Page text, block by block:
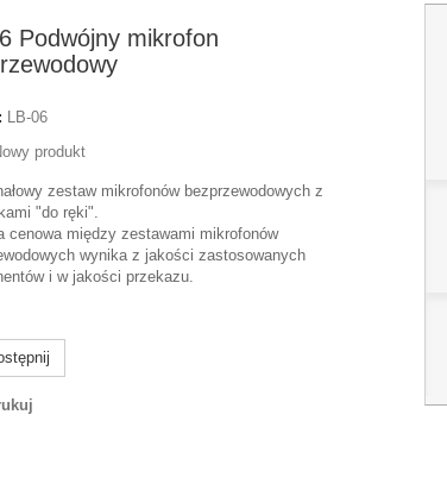
Podwójny mikrofon
LB-06
produkt
zestaw mikrofonów bezprzewodowych z
"do ręki".
cenowa między zestawami mikrofonów
wynika z jakości zastosowanych
i w jakości przekazu.